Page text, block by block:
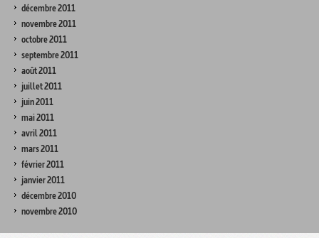
décembre 2011
novembre 2011
octobre 2011
septembre 2011
août 2011
juillet 2011
juin 2011
mai 2011
avril 2011
mars 2011
février 2011
janvier 2011
décembre 2010
novembre 2010